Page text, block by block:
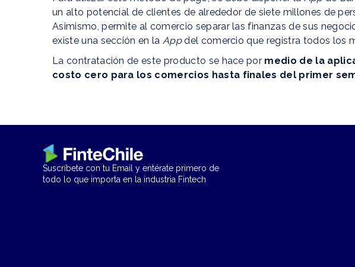
un alto potencial de clientes de alrededor de siete millones de
Asimismo, permite al comercio separar las finanzas de sus
existe una sección en la Appdel comercio que registra todos los
La contratación de este producto se hace por medio de la
costo cero para los comercios hasta finales del primer
Suscríbete con tu Email y entérate primero de
todo lo que importa en la industria Fintech